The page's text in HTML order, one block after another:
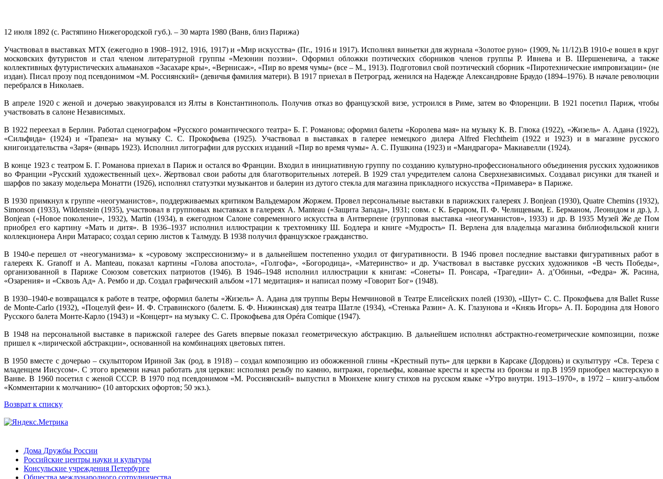
12 июля 1892 (с. Растяпино Нижегородской губ.). – 30 марта 1980 (Ванв, близ Парижа)
Участвовал в выставках МТХ (ежегодно в 1908–1912, 1916, 1917) и «Мир искусства» (Пг., 1916 и 1917). Исполнял виньетки для журнала «Золотое руно» (1909, № 11/12).В 1910-е вошел в круг
московских футуристов и стал членом литературной группы «Мезонин поэзии». Оформил обложки поэтических сборников членов группы Р. Ивнева и В. Шершеневича, а также
коллективных футуристических альманахов «Засахаре кры», «Вернисаж», «Пир во время чумы» (все – М., 1913). Подготовил свой поэтический сборник «Пиротехнические импровизации» (не
издан). Писал прозу под псевдонимом «М. Россиянский» (девичья фамилия матери). В 1917 приехал в Петроград, женился на Надежде Александровне Браудо (1894–1976). В начале революции
перебрался в Николаев.
В апреле 1920 с женой и дочерью эвакуировался из Ялты в Константинополь. Получив отказ во французской визе, устроился в Риме, затем во Флоренции. В 1921 посетил Париж, чтобы
участвовать в салоне Независимых.
В 1922 переехал в Берлин. Работал сценографом «Русского романтического театра» Б. Г. Романова; оформил балеты «Королева мая» на музыку К. В. Глюка (1922), «Жизель» А. Адана (1922),
«Сильфида» (1924) и «Трапеза» на музыку С. С. Прокофьева (1925). Участвовал в выставках в галерее немецкого дилера Alfred Flechtheim (1922 и 1923) и в магазине русского
книгоиздательства «Заря» (январь 1923). Исполнил литографии для русских изданий «Пир во время чумы» А. С. Пушкина (1923) и «Мандрагора» Макиавелли (1924).
В конце 1923 с театром Б. Г. Романова приехал в Париж и остался во Франции. Входил в инициативную группу по созданию культурно-профессионального объединения русских художников
во Франции «Русский художественный цех». Жертвовал свои работы для благотворительных лотерей. В 1929 стал учредителем салона Сверхнезависимых. Создавал рисунки для тканей и
шарфов по заказу модельера Монатти (1926), исполнял статуэтки музыкантов и балерин из дутого стекла для магазина прикладного искусства «Примавера» в Париже.
В 1930 примкнул к группе «неогуманистов», поддерживаемых критиком Вальдемаром Жоржем. Провел персональные выставки в парижских галереях J. Bonjean (1930), Quatre Chemins (1932),
Simonson (1933), Wildenstein (1935), участвовал в групповых выставках в галереях A. Manteau («Защита Запада», 1931; совм. с К. Бераром, П. Ф. Челищевым, Е. Берманом, Леонидом и др.), J.
Bonjean («Новое поколение», 1932), Martin (1934), в ежегодном Салоне современного искусства в Антверпене (групповая выставка «неогуманистов», 1933) и др. В 1935 Музей Же де Пом
приобрел его картину «Мать и дитя». В 1936–1937 исполнил иллюстрации к трехтомнику Ш. Бодлера и книге «Мудрость» П. Верлена для владельца магазина библиофильской книги
коллекционера Анри Матарасо; создал серию листов к Талмуду. В 1938 получил французское гражданство.
В 1940-е перешел от «неогуманизма» к «суровому экспрессионизму» и в дальнейшем постепенно уходил от фигуративности. В 1946 провел последние выставки фигуративных работ в
галереях К. Granoff и А. Manteau, показал картины «Голова апостола», «Голгофа», «Богородица», «Материнство» и др. Участвовал в выставке русских художников «В честь Победы»,
организованной в Париже Союзом советских патриотов (1946). В 1946–1948 исполнил иллюстрации к книгам: «Сонеты» П. Ронсара, «Трагедии» А. д’Обиньи, «Федра» Ж. Расина,
«Озарения» и «Сквозь Ад» А. Рембо и др. Создал графический альбом «171 медитация» и написал поэму «Говорит Бог» (1948).
В 1930–1940-е возвращался к работе в театре, оформил балеты «Жизель» А. Адана для труппы Веры Немчиновой в Театре Елисейских полей (1930), «Шут» С. С. Прокофьева для Ballet Russe
de Monte-Carlo (1932), «Поцелуй феи» И. Ф. Стравинского (балетм. Б. Ф. Нижинская) для театра Шатле (1934), «Стенька Разин» А. К. Глазунова и «Князь Игорь» А. П. Бородина для Нового
Русского балета Монте-Карло (1943) и «Концерт» на музыку С. С. Прокофьева для Opéra Comique (1947).
В 1948 на персональной выставке в парижской галерее des Garets впервые показал геометрическую абстракцию. В дальнейшем исполнял абстрактно-геометрические композиции, позже
пришел к «лирической абстракции», основанной на комбинациях цветовых пятен.
В 1950 вместе с дочерью – скульптором Ириной Зак (род. в 1918) – создал композицию из обожженной глины «Крестный путь» для церкви в Карсаке (Дордонь) и скульптуру «Св. Тереза с
младенцем Иисусом». С этого времени начал работать для церкви: исполнял резьбу по камню, витражи, горельефы, кованые кресты и кресты из бронзы и пр.В 1959 приобрел мастерскую в
Ванве. В 1960 посетил с женой СССР. В 1970 под псевдонимом «М. Россиянский» выпустил в Мюнхене книгу стихов на русском языке «Утро внутри. 1913–1970», в 1972 – книгу-альбом
«Комментарии к молчанию» (10 авторских офортов; 50 экз.).
Возврат к списку
Дома Дружбы России
Российские центры науки и культуры
Консульские учреждения Петербурге